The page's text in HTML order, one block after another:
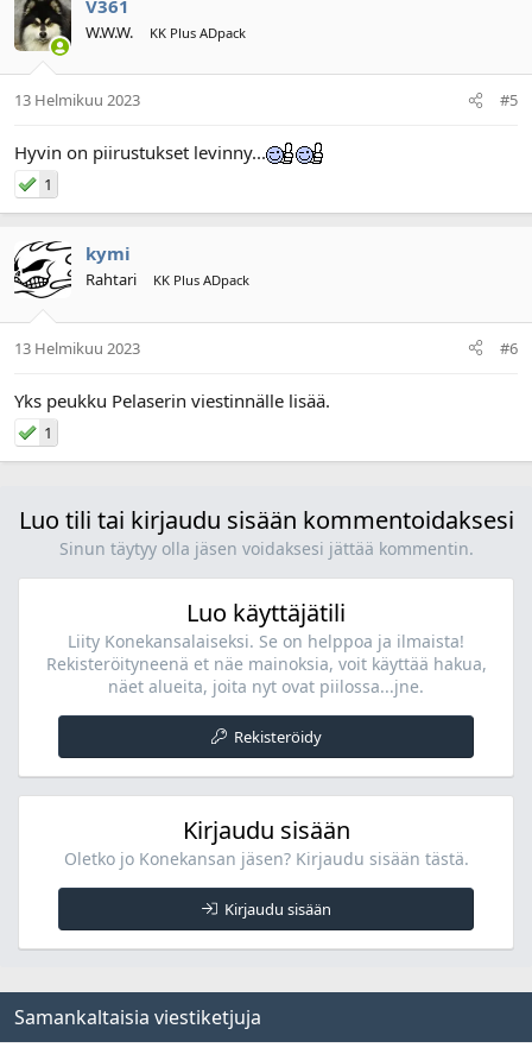
V361
W.W.W. KK Plus ADpack
13 Helmikuu 2023 #5
Hyvin on piirustukset levinny...
1
kymi
Rahtari KK Plus ADpack
13 Helmikuu 2023 #6
Yks peukku Pelaserin viestinnälle lisää.
1
Luo tili tai kirjaudu sisään kommentoidaksesi
Sinun täytyy olla jäsen voidaksesi jättää kommentin.
Luo käyttäjätili
Liity Konekansalaiseksi. Se on helppoa ja ilmaista!
Rekisteröityneenä et näe mainoksia, voit käyttää hakua,
näet alueita, joita nyt ovat piilossa...jne.
Rekisteröidy
Kirjaudu sisään
Oletko jo Konekansan jäsen? Kirjaudu sisään tästä.
Kirjaudu sisään
Samankaltaisia viestiketjuja